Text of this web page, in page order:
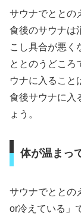
サウナでととの
食後のサウナは
こし具合が悪く
ととのうどころ
ウナに入ること
食後サウナに入
ょう。
体が温まっ
サウナでととの
or冷えている」